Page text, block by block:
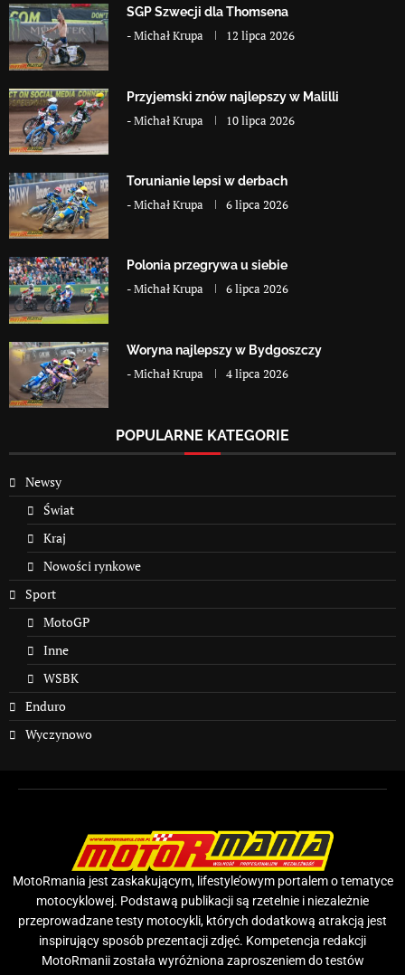
SGP Szwecji dla Thomsena
-Michał Krupa 12 lipca 2026
Przyjemski znów najlepszy w Malilli
-Michał Krupa 10 lipca 2026
Torunianie lepsi w derbach
-Michał Krupa 6 lipca 2026
Polonia przegrywa u siebie
-Michał Krupa 6 lipca 2026
Woryna najlepszy w Bydgoszczy
-Michał Krupa 4 lipca 2026
POPULARNE KATEGORIE
Newsy
Świat
Kraj
Nowości rynkowe
Sport
MotoGP
Inne
WSBK
Enduro
Wyczynowo
MotoRmania jest zaskakującym, lifestyle’owym portalem o tematyce
motocyklowej. Podstawą publikacji są rzetelnie i niezależnie
przeprowadzane testy motocykli, których dodatkową atrakcją jest
inspirujący sposób prezentacji zdjęć. Kompetencja redakcji
MotoRmanii została wyróżniona zaproszeniem do testów